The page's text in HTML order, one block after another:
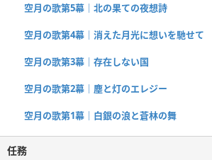
空月の歌第5幕｜北の果ての夜想詩
空月の歌第4幕｜消えた月光に想いを馳せて
空月の歌第3幕｜存在しない国
空月の歌第2幕｜塵と灯のエレジー
空月の歌第1幕｜白銀の浪と蒼林の舞
任務